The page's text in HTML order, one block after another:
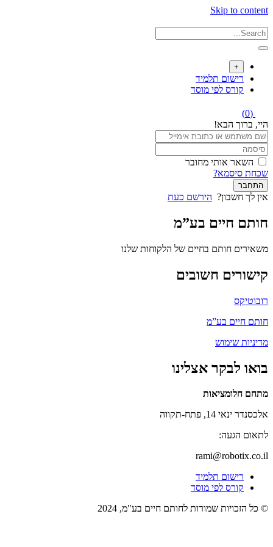
Skip to content
+
רישום תלמיד
קורס לפי מוסד
(0)
היי, ברוך הבא!
השאר אותי מחובר
שכחת סיסמא?
התחבר
אין לך חשבון? הירשם כעת
חותם חיים בע”מ
משאירים חותם בחיים של הלקוחות שלנו
קישורים חשובים
רובוטיקס
חותם חיים בע”מ
מדיניות שימוש
בואו לבקר אצלינו
מתחם חלומציאות
אלכסנדר ינאי 14, פתח-תקווה
לתאום הגעה:
rami@robotix.co.il
רישום תלמיד
קורס לפי מוסד
© כל הזכויות שמורות לחותם חיים בע"מ, 2024